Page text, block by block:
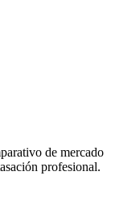
de mercado
profesional.